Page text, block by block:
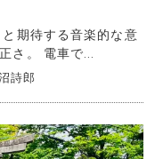
期待する音楽的な意
さ。 電車で...
詩郎